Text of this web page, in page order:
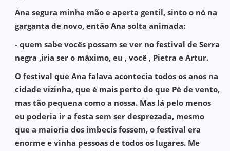
Ana segura minha mão e aperta gentil, sinto o nó na
garganta de novo, então Ana solta animada:
- quem sabe vocês possam se ver no festival de Serra
negra ,iria ser o máximo, eu , você , Pietra e Artur.
O festival que Ana falava acontecia todos os anos na
cidade vizinha, que é mais perto do que Pé de vento,
mas tão pequena como a nossa. Mas lá pelo menos
eu poderia ir a festa sem ser desprezada, mesmo
que a maioria dos imbecis fossem, o festival era
enorme e vinha pessoas de todos os lugares. Me